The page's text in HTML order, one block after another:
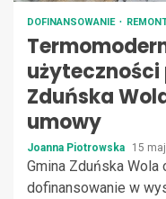
DOFINANSOWANIE
użyteczności
Zduńska
umowy
Joanna Piotrowska 15
Gmina Zduńska Wola
dofinansowanie w